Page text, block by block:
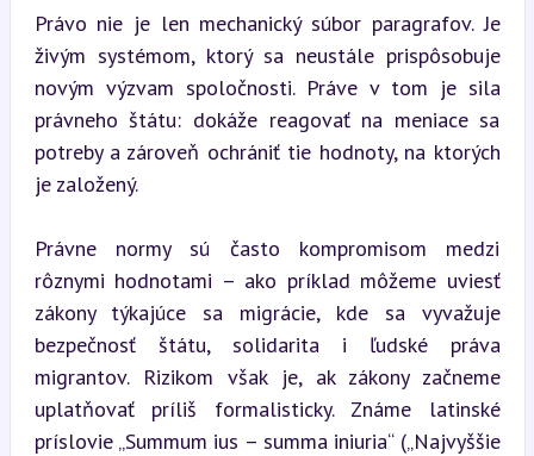
Právo nie je len mechanický súbor paragrafov. Je
živým systémom, ktorý sa neustále prispôsobuje
novým výzvam spoločnosti. Práve v tom je sila
právneho štátu: dokáže reagovať na meniace sa
potreby a zároveň ochrániť tie hodnoty, na ktorých
je založený.
Právne normy sú často kompromisom medzi
rôznymi hodnotami – ako príklad môžeme uviesť
zákony týkajúce sa migrácie, kde sa vyvažuje
bezpečnosť štátu, solidarita i ľudské práva
migrantov. Rizikom však je, ak zákony začneme
uplatňovať príliš formalisticky. Známe latinské
príslovie „Summum ius – summa iniuria“ („Najvyššie